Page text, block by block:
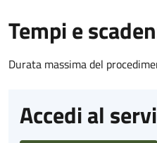
Tempi e
Durata massima del
Accedi al